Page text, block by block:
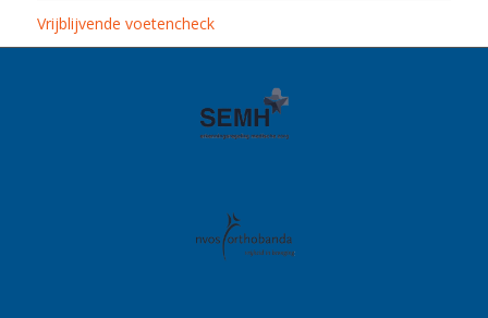
Vrijblijvende voetencheck